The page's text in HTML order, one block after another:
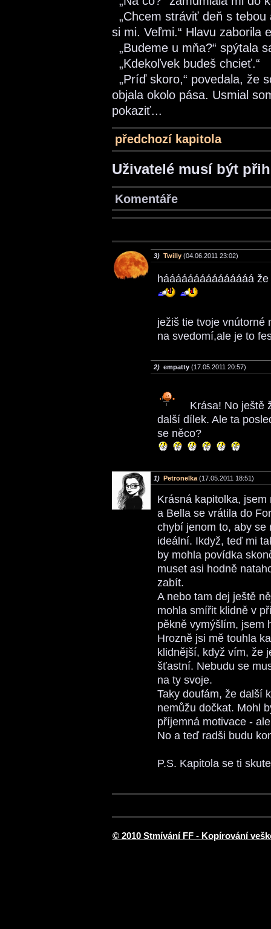
„Chcem stráviť deň s
si mi. Veľmi.“ Hlavu zaborila
„Budeme u mňa?“ spýtala
„Kdekoľvek budeš chcieť.“
„Príď skoro,“ povedala, že
objala okolo pása. Usmial
pokaziť...
předchozí kapitola
Uživatelé musí být
Komentáře
3) Twilly (04.06.2011 23:02)
hááááááááááááááá
ježiš tie tvoje vnútorné
na svedomí,ale je to
2) empatty (17.05.2011 20:57)
Krása! No ještě
další dílek. Ale ta
se něco?
1) Petronelka (17.05.2011 18:51)
Krásná kapitolka,
a Bella se vrátila do
chybí jenom to, aby
ideální. Ikdyž, teď mi
by mohla povídka
muset asi hodně
zabít.
A nebo tam dej ještě
mohla smířit klidně v
pěkně vymýšlím, jsem
Hrozně jsi mě touhla
klidnější, když vím, že
šťastní. Nebudu se
na ty svoje.
Taky doufám, že další
nemůžu dočkat. Mohl
příjemná motivace -
No a teď radši budu
P.S. Kapitola se ti
© 2010 Stmívání FF - Kopírování